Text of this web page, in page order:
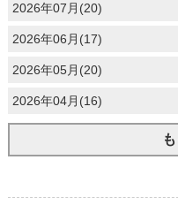
2026年07月(20)
2026年06月(17)
2026年05月(20)
2026年04月(16)